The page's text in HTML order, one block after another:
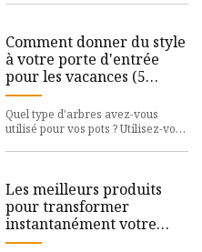
Comment donner du style
à votre porte d'entrée
pour les vacances (5
étapes)
Quel type d'arbres avez-vous
utilisé pour vos pots ? Utilisez-vous
Les meilleurs produits
pour transformer
instantanément votre
porche pour l'automne